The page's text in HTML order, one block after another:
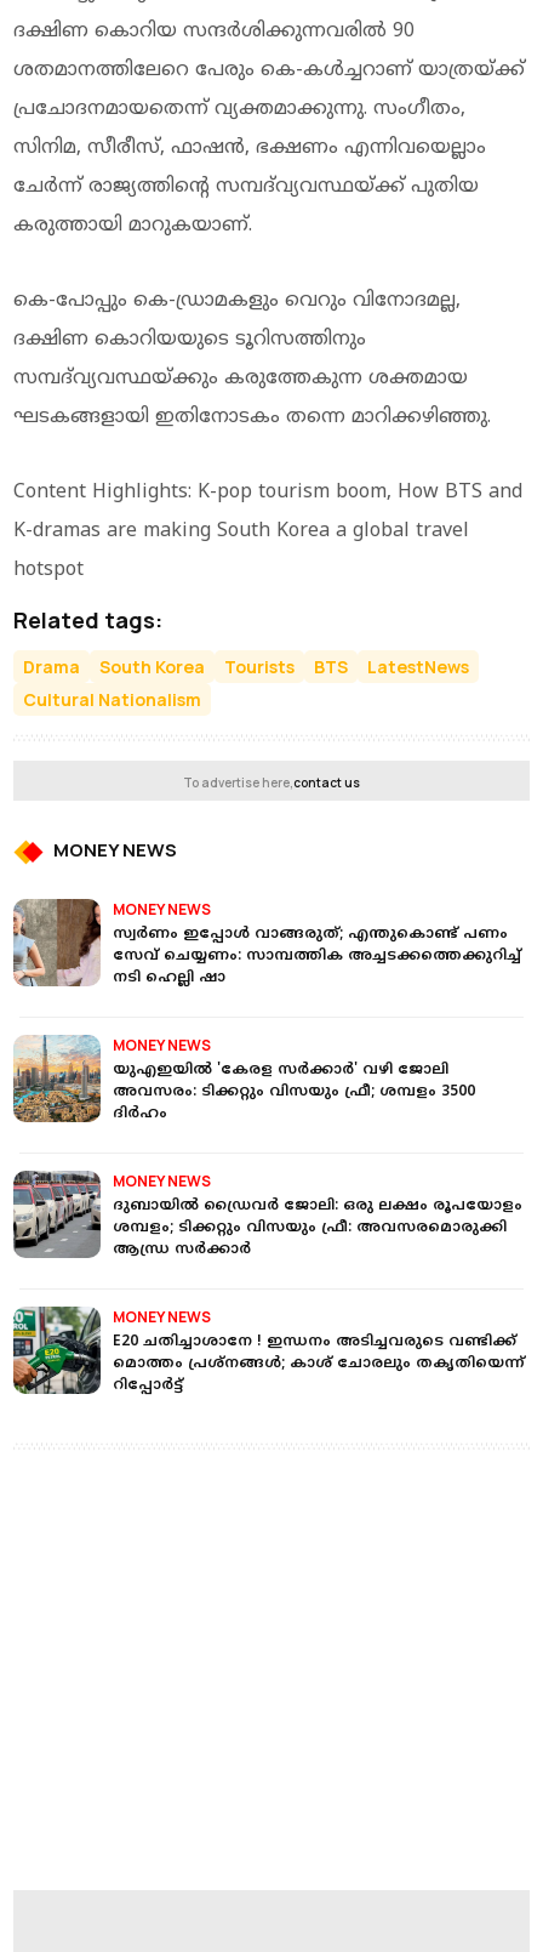
ദക്ഷിണ കൊറിയ സന്ദർശിക്കുന്നവരിൽ 90
ശതമാനത്തിലേറെ പേരും കെ-കൾച്ചറാണ് യാത്രയ്ക്ക്
പ്രചോദനമായതെന്ന് വ്യക്തമാക്കുന്നു. സംഗീതം,
സിനിമ, സീരീസ്, ഫാഷൻ, ഭക്ഷണം എന്നിവയെല്ലാം
ചേർന്ന് രാജ്യത്തിന്റെ സമ്പദ്‌വ്യവസ്ഥയ്ക്ക് പുതിയ
കരുത്തായി മാറുകയാണ്.
കെ-പോപ്പും കെ-ഡ്രാമകളും വെറും വിനോദമല്ല,
ദക്ഷിണ കൊറിയയുടെ ടൂറിസത്തിനും
സമ്പദ്‌വ്യവസ്ഥയ്ക്കും കരുത്തേകുന്ന ശക്തമായ
ഘടകങ്ങളായി ഇതിനോടകം തന്നെ മാറിക്കഴിഞ്ഞു.
Content Highlights: K-pop tourism boom, How BTS and
K-dramas are making South Korea a global travel
hotspot
Related tags:
Drama South Korea Tourists BTS
LatestNews
Cultural Nationalism
To advertise here,contact us
MONEY NEWS
MONEY NEWS
സ്വർണം ഇപ്പോള്‍ വാങ്ങരുത്; എന്തുകൊണ്ട് പണം
സേവ് ചെയ്യണം: സാമ്പത്തിക അച്ചടക്കത്തെക്കുറിച്ച്
നടി ഹെല്ലി ഷാ
MONEY NEWS
യുഎഇയിൽ 'കേരള സർക്കാർ' വഴി ജോലി
അവസരം: ടിക്കറ്റും വിസയും ഫ്രീ; ശമ്പളം 3500
ദിർഹം
MONEY NEWS
ദുബായില്‍ ഡ്രൈവർ ജോലി: ഒരു ലക്ഷം രൂപയോളം
ശമ്പളം; ടിക്കറ്റും വിസയും ഫ്രീ: അവസരമൊരുക്കി
ആന്ധ്ര സർക്കാർ
MONEY NEWS
E20 ചതിച്ചാശാനേ ! ഇന്ധനം അടിച്ചവരുടെ വണ്ടിക്ക്
മൊത്തം പ്രശ്നങ്ങൾ; കാശ് ചോരലും തകൃതിയെന്ന്
റിപ്പോർട്ട്